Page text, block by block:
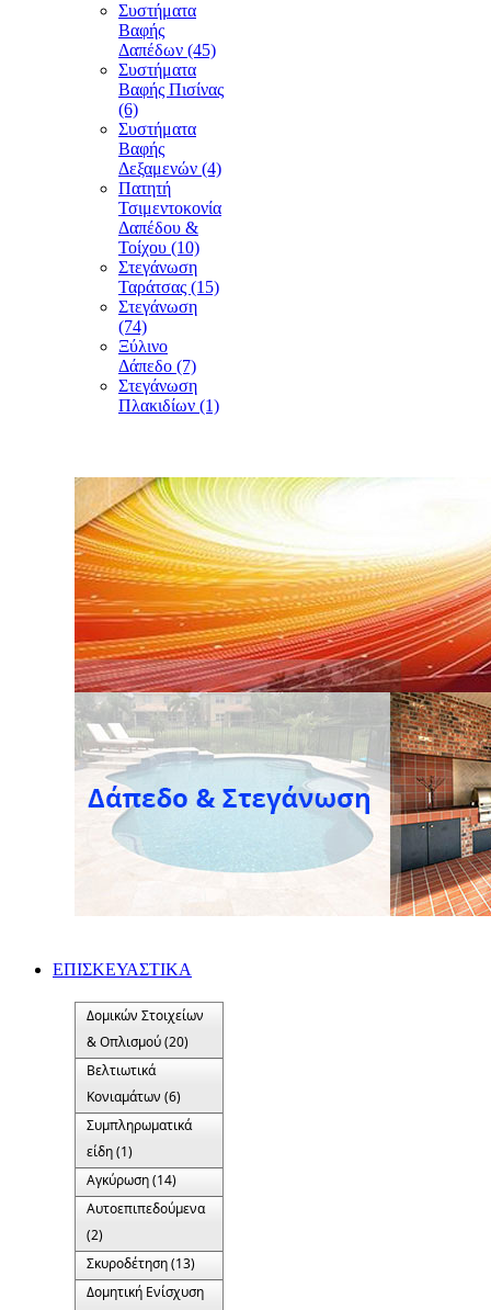
Συστήματα
Βαφής
Δαπέδων (45)
Συστήματα
Βαφής Πισίνας
(6)
Συστήματα
Βαφής
Δεξαμενών (4)
Πατητή
Τσιμεντοκονία
Δαπέδου &
Τοίχου (10)
Στεγάνωση
Ταράτσας (15)
Στεγάνωση
(74)
Ξύλινο
Δάπεδο (7)
Στεγάνωση
Πλακιδίων (1)
ΕΠΙΣΚΕΥΑΣΤΙΚΑ
Δομικών Στοιχείων
& Οπλισμού (20)
Βελτιωτικά
Κονιαμάτων (6)
Συμπληρωματικά
είδη (1)
Αγκύρωση (14)
Αυτοεπιπεδούμενα
(2)
Σκυροδέτηση (13)
Δομητική Ενίσχυση